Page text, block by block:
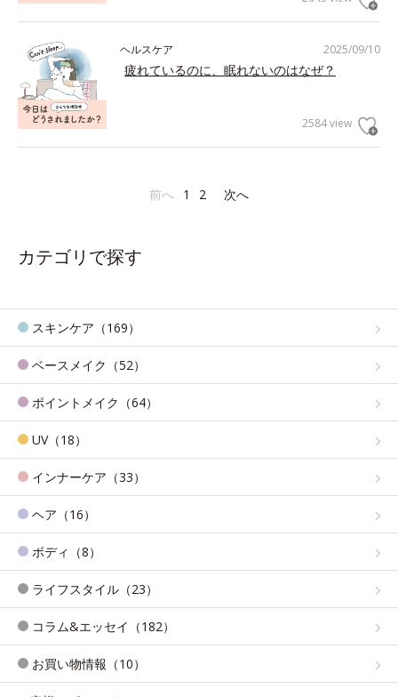
2025/09/10
ヘルスケア
疲れているのに、眠れないのはなぜ？
2584 view
前へ 1 2 次へ
カテゴリで探す
スキンケア（169）
ベースメイク（52）
ポイントメイク（64）
UV（18）
インナーケア（33）
ヘア（16）
ボディ（8）
ライフスタイル（23）
コラム&エッセイ（182）
お買い物情報（10）